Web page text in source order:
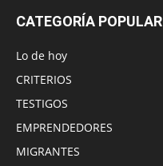
CATEGORÍA POPULAR
Lo de hoy
CRITERIOS
TESTIGOS
EMPRENDEDORES
MIGRANTES